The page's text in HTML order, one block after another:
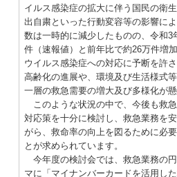
イルス感染症の拡大に伴う国民の衛
出自粛といった行動変容等の影響に
数は一時的に減少したものの、令和3
件（速報値）と前年比で約26万件増
ウイルス感染症への対応に予断を許
高齢化の進展や、環境及び生活様式
一層の救急需要の増大及び多様化が懸
このような状況の中で、今後も救
対応策を十分に検討し、救急業務を
がら、救命率の向上を図るために必
とが求められています。
今年度の検討会では、救急業務の
マに「マイナンバーカードを活用し